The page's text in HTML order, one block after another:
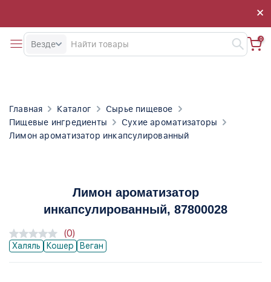
×
×
Везде
0
Главная Каталог
Сырье пищевое
Пищевые ингредиенты
Сухие ароматизаторы
Лимон ароматизатор инкапсулированный
Лимон ароматизатор
инкапсулированный, 87800028
Халяль Кошер Веган
(0)